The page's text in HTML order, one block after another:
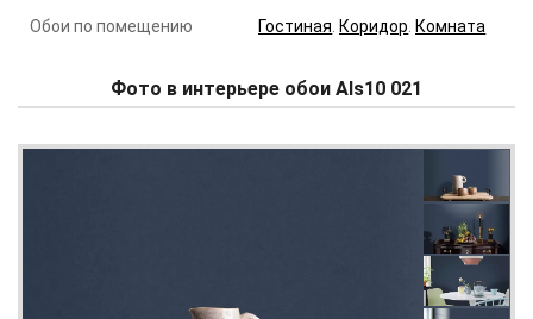
Обои по помещению
Гостиная Коридор Комната
Фото в интерьере обои Als10 021